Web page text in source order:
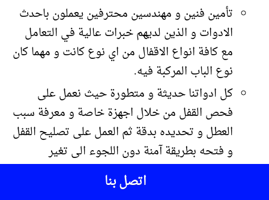
تأمين فنين و مهندسين محترفين يعملون باحدث
الادوات و الذين لديهم خبرات عالية في التعامل
مع كافة انواع الاقفال من اي نوع كانت و مهما كان
نوع الباب المركبة فيه.
كل ادواتنا حديثة و متطورة حيث نعمل على
فحص القفل من خلال اجهزة خاصة و معرفة سبب
العطل و تحديده بدقة ثم العمل على تصليح القفل
و فتحه بطريقة آمنة دون اللجوء الى تغير
المفاتيح او كسر القفل او الباب و الغال الخاص به.
نعمل ايضا على اصلاح اقفال ابواب السيارات و
اتصل بنا